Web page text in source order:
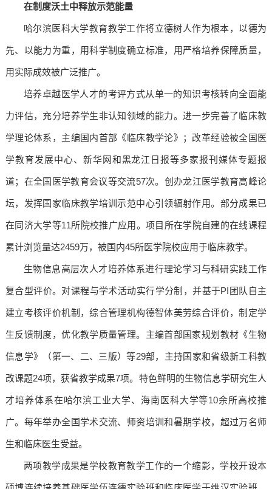
在制度沃土中释放示范能量
哈尔滨医科大学教育教学工作将立德树人作为根本，以德为
先、以能力为重，用科学制度确立标准，用严格培养保障质量，
用实际成效被广泛推广。
培养卓越医学人才的考评方式从单一的知识考核转向全面能
力评估，充分培养学生非认知领域的能力。进一步完善了临床教
学理论体系，主编国内首部《临床教学论》；改革经验被全国医
学教育发展中心、新华网和黑龙江日报等多家报刊媒体专题报
道；在全国医学教育会议等交流57次。创办龙江医学教育高峰论
坛，发挥国家临床教学培训示范中心引领辐射作用。部分成果已
在同济大学等11所院校推广应用。项目所在学院自建的在线课程
累计浏览量达2459万，被国内45所医学院校应用于临床教学。
生物信息高层次人才培养体系进行理论学习与科研实践工作
复合型评价。对课程与学术活动实行学分制，并基于PI团队自主
建立考核评价机制，综合管理机构德智体美劳综合评价，制定学
生反馈制度，优化教学质量管理。主编首部国家规划教材《生物
信息学》（第一、二、三版）等29部，主持国家和省级新工科教
改课题24项，获省教学成果7项。特色鲜明的生物信息学研究生人
才培养体系在哈尔滨工业大学、海南医科大学等10余所高校推
广。每年举办全国学术交流、师资培训和暑期学校，超过万名师
生和临床医生受益。
两项教学成果是学校教育教学工作的一个缩影，学校开设本